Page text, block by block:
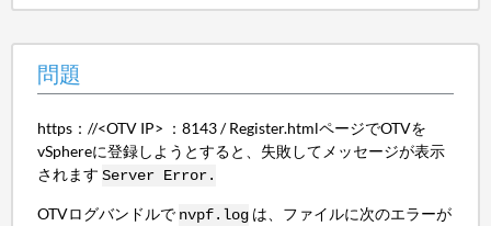
問題
https：//<OTV IP> ：8143 / Register.htmlページでOTVを
vSphereに登録しようとすると、失敗してメッセージが表示
されます Server Error.
OTVログバンドルで nvpf.logは、ファイルに次のエラーが